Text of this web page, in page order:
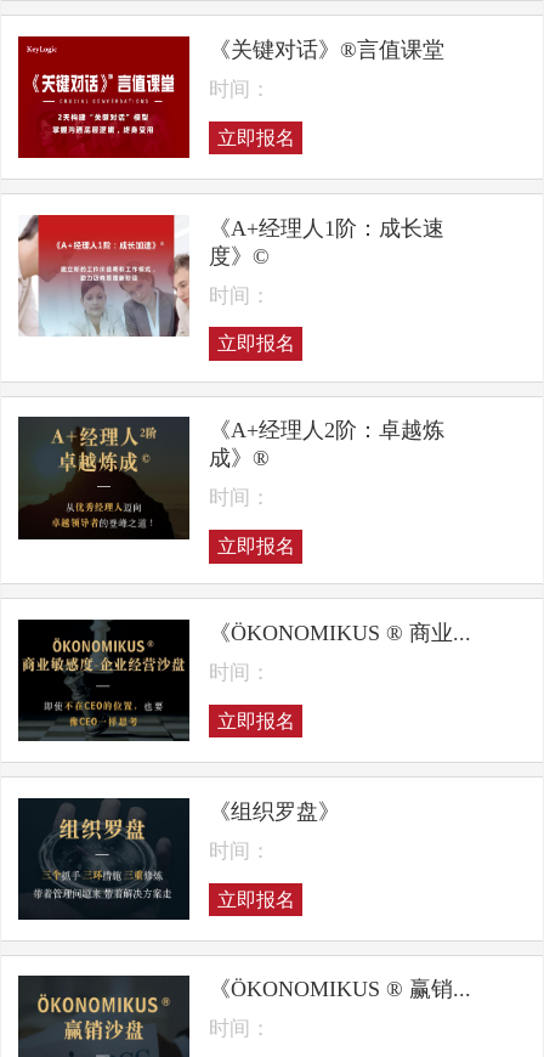
《关键对话》®言值课堂
时间：
立即报名
《A+经理人1阶：成长速
度》©
时间：
立即报名
《A+经理人2阶：卓越炼
成》®
时间：
立即报名
《ÖKONOMIKUS ® 商业...
时间：
立即报名
《组织罗盘》
时间：
立即报名
《ÖKONOMIKUS ® 赢销...
时间：